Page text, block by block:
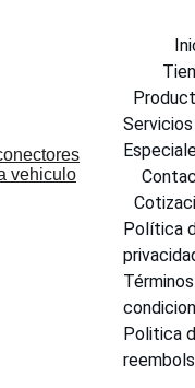
Servicios
Política
Politica